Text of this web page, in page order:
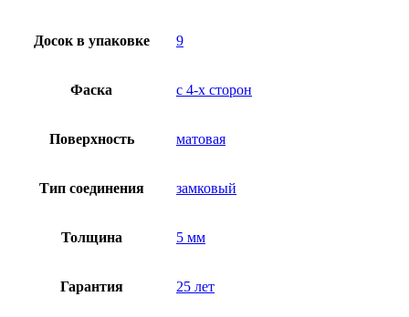
Досок в упаковке 9
Фаска с 4-х сторон
Поверхность матовая
Тип соединения замковый
Толщина 5 мм
Гарантия 25 лет